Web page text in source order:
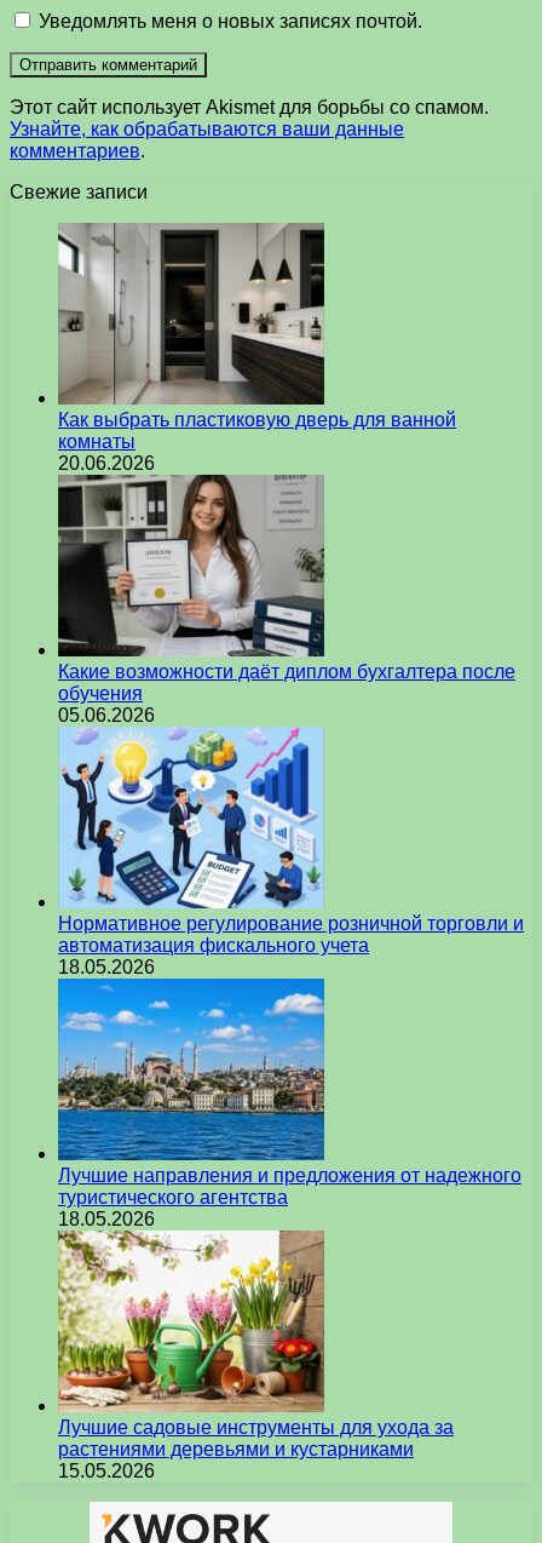
Уведомлять меня о новых записях почтой.
Этот сайт использует Akismet для борьбы со спамом.
Узнайте, как обрабатываются ваши данные
комментариев.
Свежие записи
Как выбрать пластиковую дверь для ванной
комнаты
20.06.2026
Какие возможности даёт диплом бухгалтера после
обучения
05.06.2026
Нормативное регулирование розничной торговли и
автоматизация фискального учета
18.05.2026
Лучшие направления и предложения от надежного
туристического агентства
18.05.2026
Лучшие садовые инструменты для ухода за
растениями деревьями и кустарниками
15.05.2026